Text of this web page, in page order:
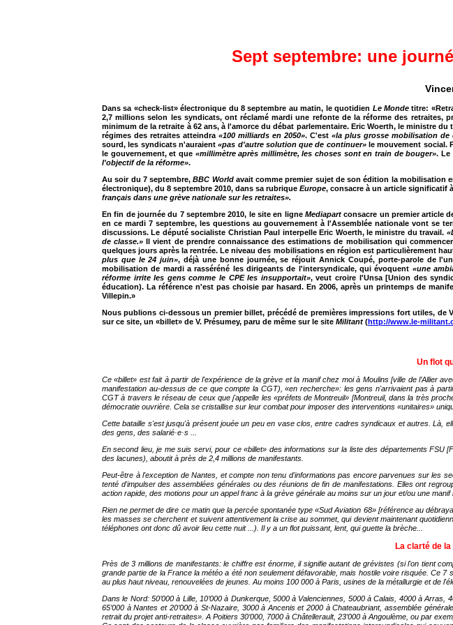
Sept septembre: une
Dans sa «check-list» électronique du 8 septembre au matin, le quotidien Le Mondetitre:
2,7 millions selon les syndicats, ont réclamé mardi une refonte de la réforme des retraites,
minimum de la retraite à 62 ans, à l'amorce du débat parlementaire. Eric Woerth, le ministre
régimes des retraites atteindra «100 milliards en 2050». C'est «la plus grosse mobilisation de
sourd, les syndicats n'auraient«pas d'autre solution que de continuer»le mouvement social.
le gouvernement, et que«millimètre après millimètre, les choses sont en train de bouger». Le
l'objectif de la réforme».
Au soir du 7 septembre,BBC Worldavait comme premier sujet de son édition la mobilisation
électronique), du 8 septembre 2010, dans sa rubriqueEurope, consacre à un article significatif
français dans une grève nationale sur les retraites».
En fin de journée du 7 septembre 2010, le site en ligne Mediapartconsacre un premier article
en ce mardi 7 septembre, les questions au gouvernement à l'Assemblée nationale vont se
discussions. Le député socialiste Christian Paul interpelle Eric Woerth, le ministre du travail.
de classe.» Il vient de prendre connaissance des estimations de mobilisation qui
quelques jours après la rentrée. Le niveau des mobilisations en région est particulièrement
plus que le 24 juin», déjà une bonne journée, se réjouit Annick Coupé, porte-parole de
mobilisation de mardi a rasséréné les dirigeants de l'intersyndicale, qui évoquent «une
réforme irrite les gens comme le CPE les insupportait», veut croire l'Unsa [Union des
éducation). La référence n'est pas choisie par hasard. En 2006, après un printemps de
Villepin.»
Nous publions ci-dessous un premier billet, précédé de premières impressions fort utiles, de
sur ce site, un «billet» de V. Présumey, paru de même sur le site Militant (http://www.le-
Un flot
Ce «billet» est fait à partir de l'expérience de la grève et la manif chez moi à Moulins [ville de l’Allier
manifestation au-dessus de ce que compte la CGT), «en recherche»: les gens n'arrivaient pas à
CGT à travers le réseau de ceux que j'appelle les «préfets de Montreuil» [Montreuil, dans la très
démocratie ouvrière. Cela se cristallise sur leur combat pour imposer des interventions «unitaires»
Cette bataille s'est jusqu'à présent jouée un peu en vase clos, entre cadres syndicaux et autres. Là,
des gens, des salarié·e·s ...
En second lieu, je me suis servi, pour ce «billet» des informations sur la liste des départements
des lacunes), aboutit à près de 2,4 millions de manifestants.
Peut-être à l'exception de Nantes, et compte non tenu d'informations pas encore parvenues sur les
tenté d'impulser des assemblées générales ou des réunions de fin de manifestations. Elles ont
action rapide, des motions pour un appel franc à la grève générale au moins sur un jour et/ou une
Rien ne permet de dire ce matin que la percée spontanée type «Sud Aviation 68» [référence au
les masses se cherchent et suivent attentivement la crise au sommet, qui devient maintenant
téléphones ont donc dû avoir lieu cette nuit ...). Il y a un flot puissant, lent, qui guette la brèche...
La clarté de
Près de 3 millions de manifestants: le chiffre est énorme, il signifie autant de grévistes (si l'on tient
grande partie de la France la météo a été non seulement défavorable, mais hostile voire risquée. Ce
au plus haut niveau, renouvelées de jeunes. Au moins 100 000 à Paris, usines de la métallurgie et de
Dans le Nord: 50’000 à Lille, 10’000 à Dunkerque, 5000 à Valenciennes, 5000 à Calais, 4000 à
65’000 à Nantes et 20’000 à St-Nazaire, 3000 à Ancenis et 2000 à Chateaubriant, assemblée
retrait du projet anti-retraites». A Poitiers 30’000, 7000 à Châtellerault, 23’000 à Angoulème, ou par